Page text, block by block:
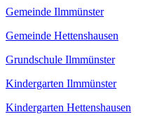
Gemeinde Ilmmünster
Gemeinde Hettenshausen
Grundschule Ilmmünster
Kindergarten Ilmmünster
Kindergarten Hettenshausen